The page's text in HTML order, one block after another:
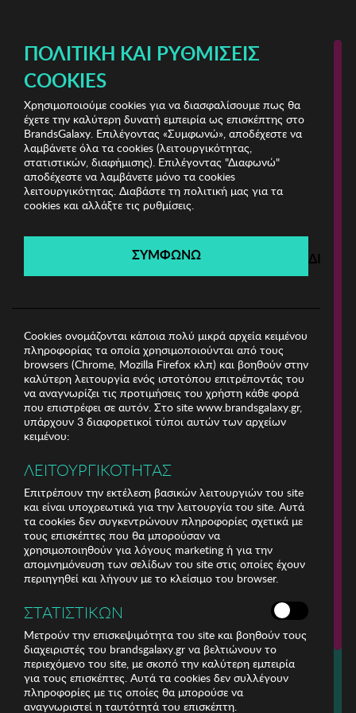
Miorre Underwear ΓΥΝΑΙΚΑ
Miorre Underwear
Λήγει σε: 00ημέρες | 00ώρες 00λεπτά 00δευτ.
Filters
Για τηλεφωνικές παραγγελίες καλέστε
211 18 94 400
(Δευτέρα έως Παρασκευή 9:30 - 14:30 & 24ώρες Φωνητική Πύλη)
ΠΟΛΙΤΙΚΉ ΚΑΙ ΡΥΘΜΊΣΕΙΣ
COOKIES
Χρησιμοποιούμε cookies για να διασφαλίσουμε πως θα
έχετε την καλύτερη δυνατή εμπειρία ως επισκέπτης στο
BrandsGalaxy. Επιλέγοντας «Συμφωνώ», αποδέχεστε να
λαμβάνετε όλα τα cookies (λειτουργικότητας,
στατιστικών, διαφήμισης). Επιλέγοντας "Διαφωνώ"
αποδέχεστε να λαμβάνετε μόνο τα cookies
λειτουργικότητας. Διαβάστε τη πολιτική μας για τα
cookies και αλλάξτε τις ρυθμίσεις.
ΣΥΜΦΩΝΩ
Cookies ονομάζονται κάποια πολύ μικρά αρχεία κειμένου
πληροφορίας τα οποία χρησιμοποιούνται από τους
browsers (Chrome, Mozilla Firefox κλπ) και βοηθούν στην
καλύτερη λειτουργία ενός ιστοτόπου επιτρέποντάς του
να αναγνωρίζει τις προτιμήσεις του χρήστη κάθε φορά
που επιστρέφει σε αυτόν. Στο site www.brandsgalaxy.gr,
υπάρχουν 3 διαφορετικοί τύποι αυτών των αρχείων
κειμένου:
ΛΕΙΤΟΥΡΓΙΚΟΤΗΤΑΣ
Επιτρέπουν την εκτέλεση βασικών λειτουργιών του site
και είναι υποχρεωτικά για την λειτουργία του site. Αυτά
τα cookies δεν συγκεντρώνουν πληροφορίες σχετικά με
τους επισκέπτες που θα μπορούσαν να
χρησιμοποιηθούν για λόγους marketing ή για την
απομνημόνευση των σελίδων του site στις οποίες έχουν
περιηγηθεί και λήγουν με το κλείσιμο του browser.
ΣΤΑΤΙΣΤΙΚΩΝ
Μετρούν την επισκεψιμότητα του site και βοηθούν τους
διαχειριστές του brandsgalaxy.gr να βελτιώνουν το
περιεχόμενο του site, με σκοπό την καλύτερη εμπειρία
για τους επισκέπτες. Αυτά τα cookies δεν συλλέγουν
πληροφορίες με τις οποίες θα μπορούσε να
αναγνωριστεί η ταυτότητά του επισκέπτη.